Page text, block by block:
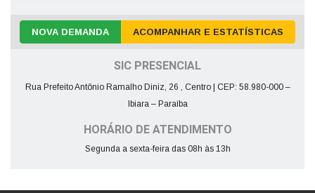
NOVA DEMANDA ACOMPANHAR E ESTATÍSTICAS
SIC PRESENCIAL
Rua Prefeito Antônio Ramalho Diniz, 26 , Centro | CEP: 58.980-000 –
Ibiara – Paraíba
HORÁRIO DE ATENDIMENTO
Segunda a sexta-feira das 08h às 13h